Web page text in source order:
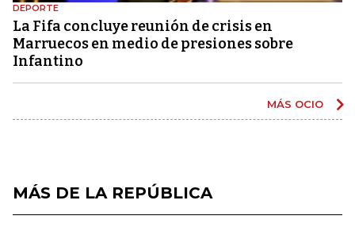
DEPORTE
La Fifa concluye reunión de crisis en
Marruecos en medio de presiones sobre
Infantino
MÁS OCIO
MÁS DE LA REPÚBLICA